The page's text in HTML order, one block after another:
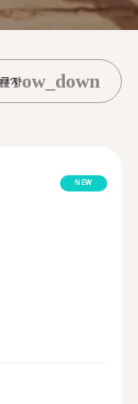
자
NEW